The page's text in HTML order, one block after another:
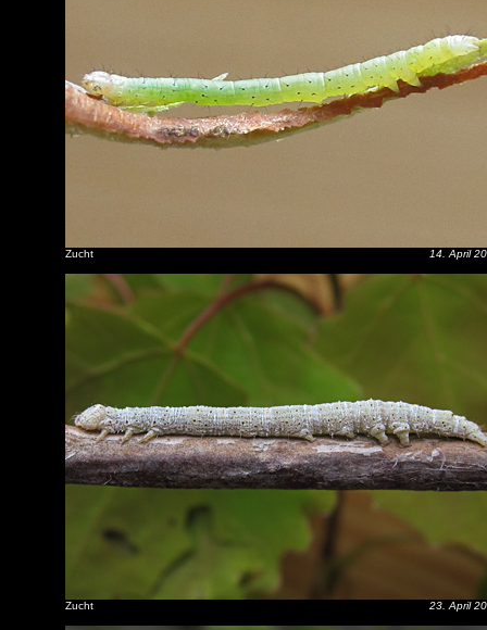
Zucht 14. April
Zucht 23. April